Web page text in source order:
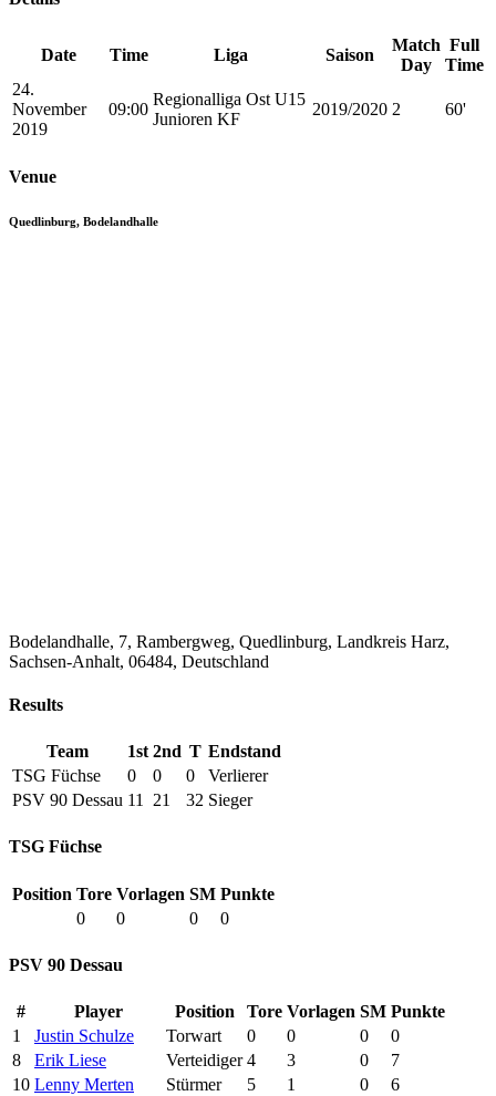
Date Time Liga Saison
Match
Day
Full
Time
24.
November
2019
09:00
Regionalliga Ost U15
Junioren KF
2019/2020 2 60'
Venue
Quedlinburg, Bodelandhalle
Bodelandhalle, 7, Rambergweg, Quedlinburg, Landkreis Harz,
Sachsen-Anhalt, 06484, Deutschland
Results
Team 1st 2nd T Endstand
TSG Füchse
0 0 0
Verlierer
PSV 90 Dessau 11 21 32 Sieger
TSG Füchse
Position Tore Vorlagen SM Punkte
0
0 0 0
PSV 90 Dessau
# Player Position Tore Vorlagen SM Punkte
1
Justin Schulze Torwart 0 0 0
0
8
Erik Liese Verteidiger 4 3 0
7
10 Lenny Merten Stürmer 5 1 0
6